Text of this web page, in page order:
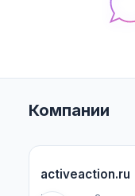
Компании
activeaction.ru